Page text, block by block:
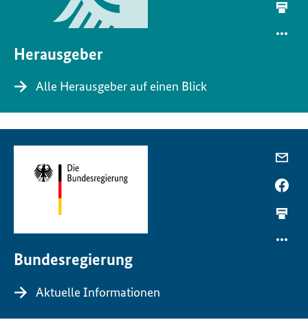
Herausgeber
Alle Herausgeber auf einen Blick
Bundesregierung
Aktuelle Informationen